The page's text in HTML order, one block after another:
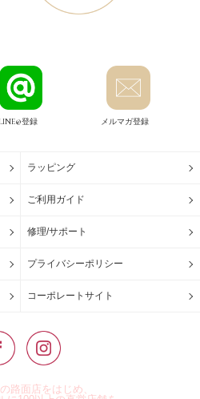
登録 メルマガ登録
ラッピング
ご利用ガイド
修理/サポート
プライバシーポリシー
コーポレートサイト
路面店をはじめ、